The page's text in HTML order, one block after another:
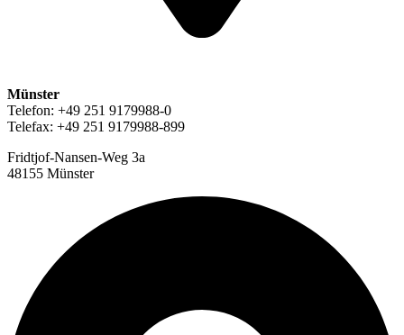
Münster
Telefon: +49 251 9179988-0
Telefax: +49 251 9179988-899
Fridtjof-Nansen-Weg 3a
48155 Münster